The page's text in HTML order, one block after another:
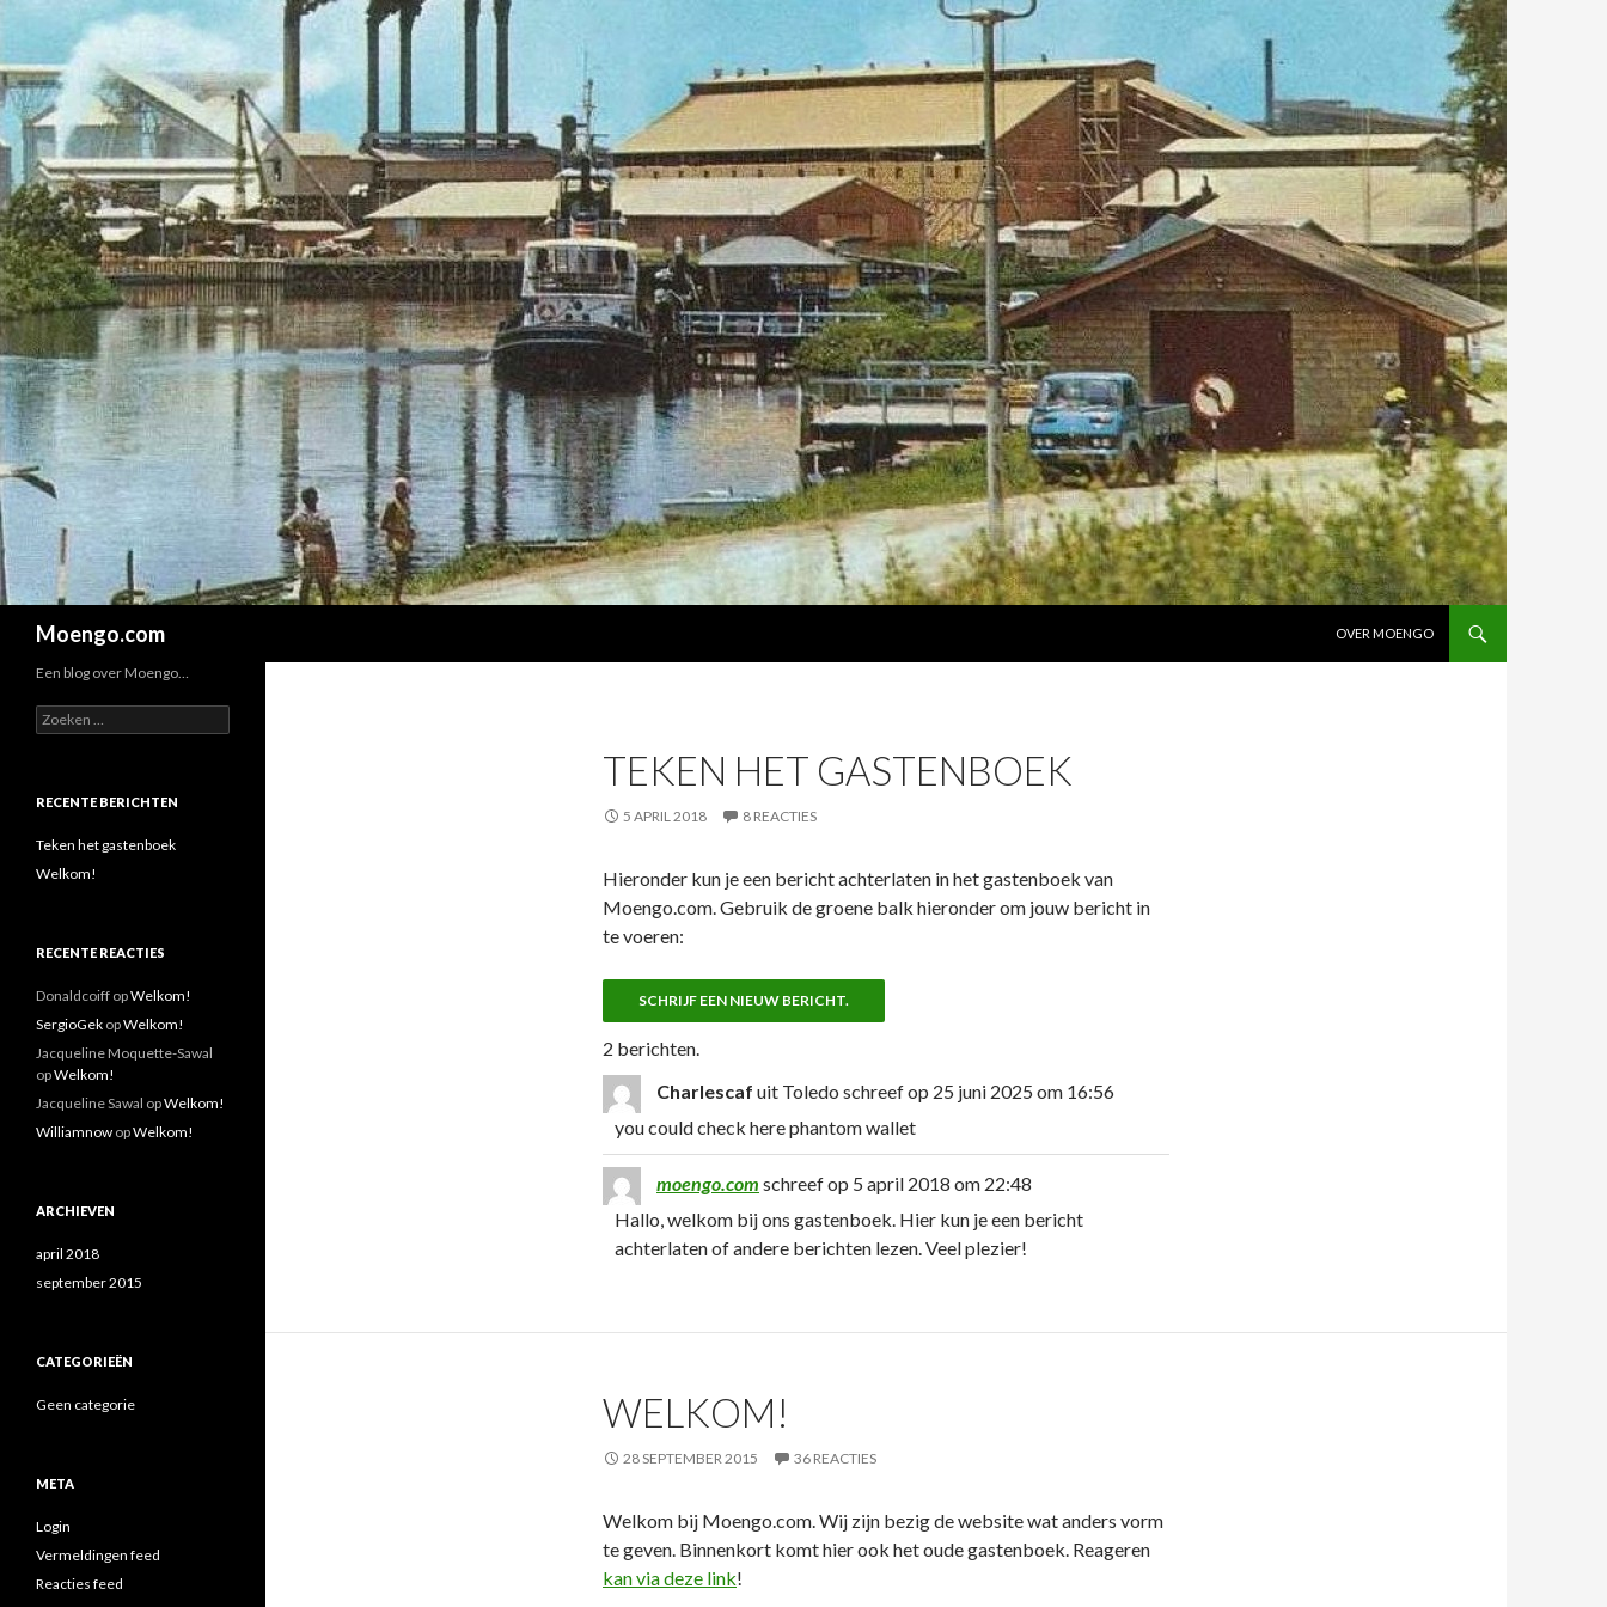
Moengo.com
OVER MOENGO
TEKEN HET GASTENBOEK
5 APRIL 2018 8 REACTIES
Hieronder kun je een bericht achterlaten in het gastenboek van
Moengo.com. Gebruik de groene balk hieronder om jouw bericht in
te voeren:
2 berichten.
Charlescaf uit Toledo schreef op 25 juni 2025 om 16:56
you could check here phantom wallet
moengo.com schreef op 5 april 2018 om 22:48
Hallo, welkom bij ons gastenboek. Hier kun je een bericht
achterlaten of andere berichten lezen. Veel plezier!
WELKOM!
28 SEPTEMBER 2015 36 REACTIES
Welkom bij Moengo.com. Wij zijn bezig de website wat anders vorm
te geven. Binnenkort komt hier ook het oude gastenboek. Reageren
kan via deze link!
Een blog over Moengo…
Zoeken
naar:
RECENTE BERICHTEN
Teken het gastenboek
Welkom!
RECENTE REACTIES
Donaldcoiff opWelkom!
SergioGek opWelkom!
Jacqueline Moquette-Sawal
opWelkom!
Jacqueline Sawal opWelkom!
Williamnow opWelkom!
ARCHIEVEN
april 2018
september 2015
CATEGORIEËN
Geen categorie
META
Login
Vermeldingen feed
Reacties feed